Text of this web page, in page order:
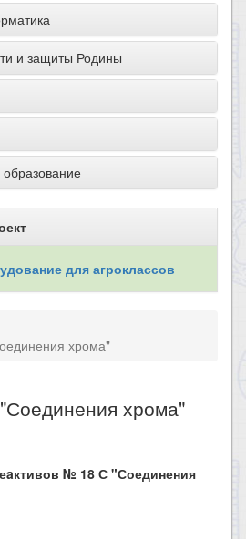
и защиты Родины
для агроклассов
хрома"
хрома"
№ 18 С "Соединения